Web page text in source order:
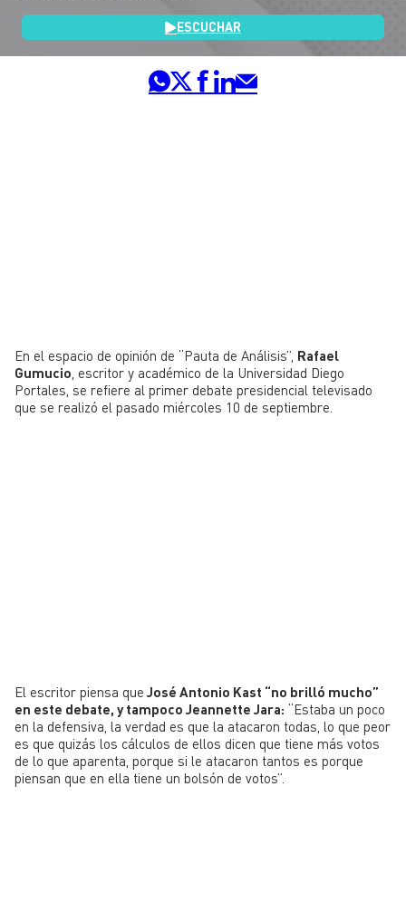
ESCUCHAR
En el espacio de opinión de “Pauta de Análisis”, Rafael
Gumucio , escritor y académico de la Universidad Diego
Portales, se refiere al primer debate presidencial televisado
que se realizó el pasado miércoles 10 de septiembre.
El escritor piensa que José Antonio Kast “no brilló mucho”
en este debate, y tampoco Jeannette Jara: “Estaba un poco
en la defensiva, la verdad es que la atacaron todas, lo que peor
es que quizás los cálculos de ellos dicen que tiene más votos
de lo que aparenta, porque si le atacaron tantos es porque
piensan que en ella tiene un bolsón de votos”.